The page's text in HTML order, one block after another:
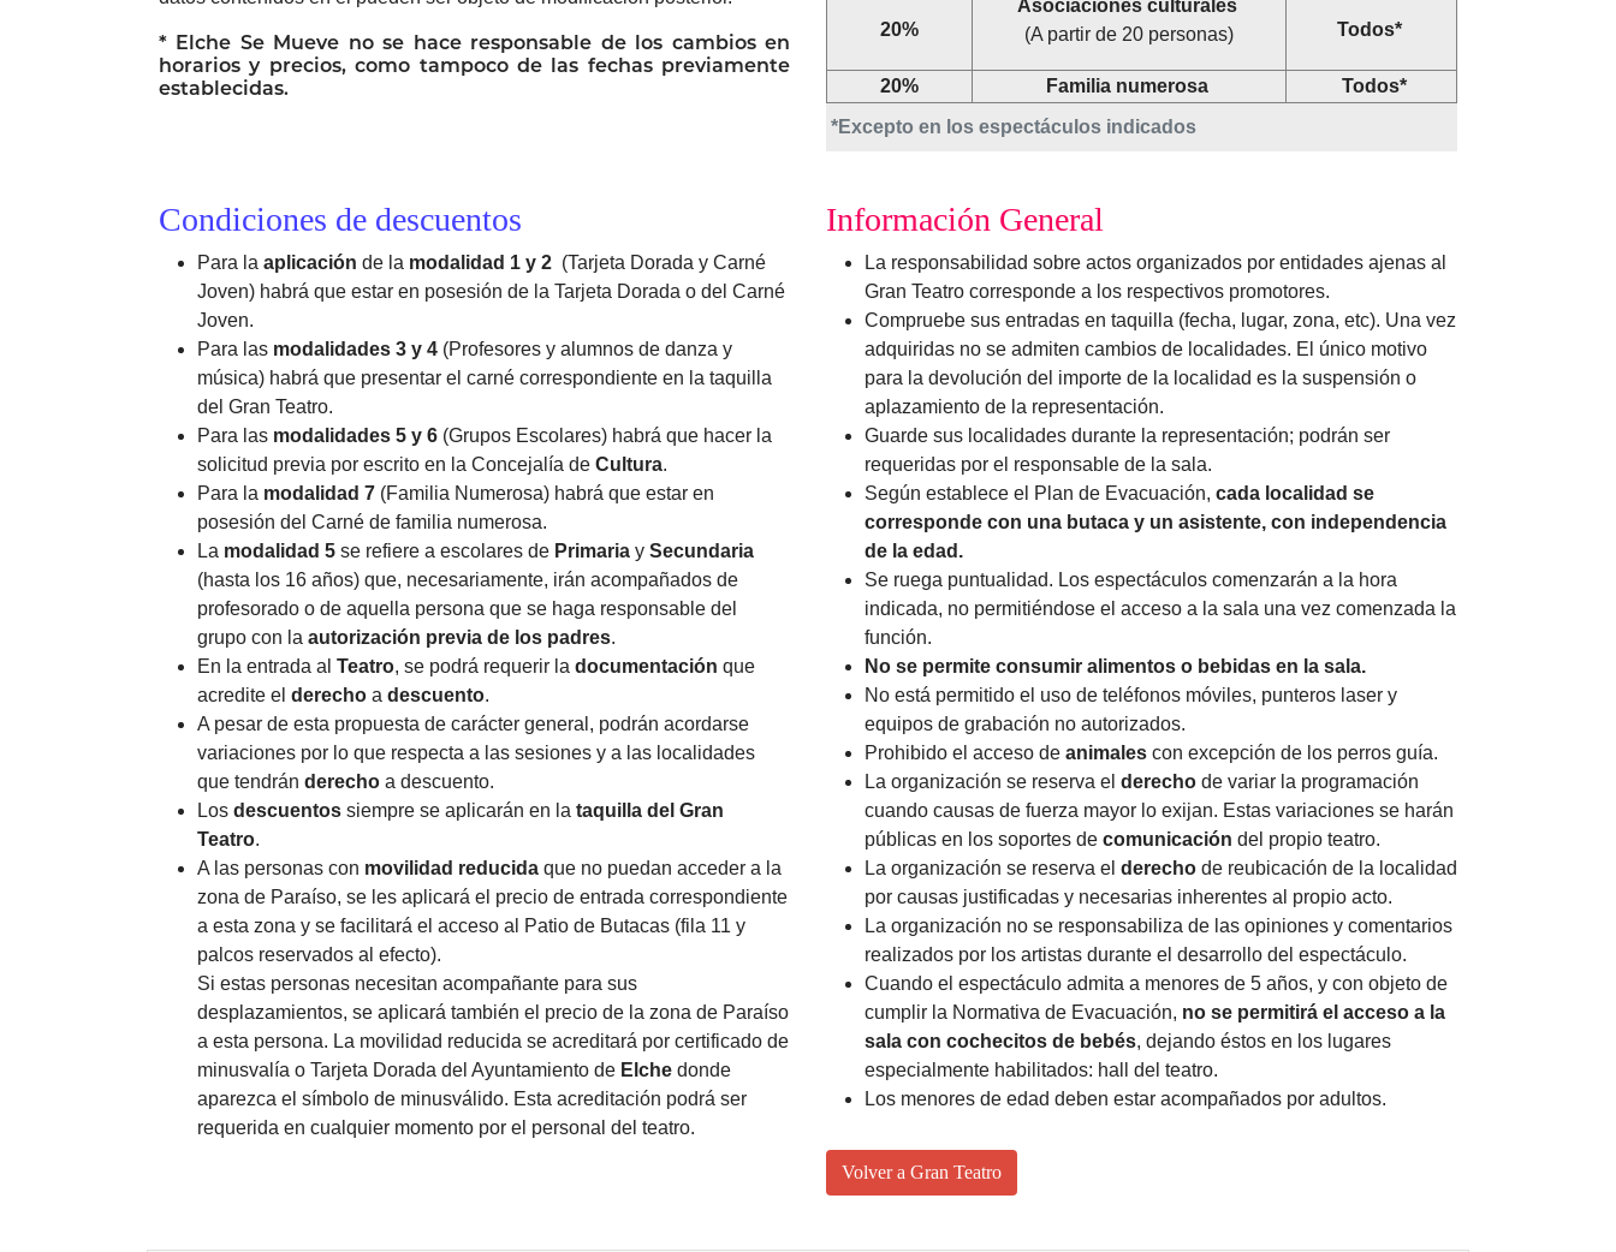
* Elche Se Mueve no se hace responsable de los cambios en
horarios y precios, como tampoco de las fechas previamente
establecidas.
*Excepto en los espectáculos indicados
20%
Asociaciones culturales
(A partir de 20 personas)
Todos*
20% Familia numerosa Todos*
Condiciones de descuentos
Para la aplicación de la modalidad 1 y 2 (Tarjeta Dorada y Carné
Joven) habrá que estar en posesión de la Tarjeta Dorada o del Carné
Joven.
Para las modalidades 3 y 4 (Profesores y alumnos de danza y
música) habrá que presentar el carné correspondiente en la taquilla
del Gran Teatro.
Para las modalidades 5 y 6 (Grupos Escolares) habrá que hacer la
solicitud previa por escrito en la Concejalía de Cultura.
Para la modalidad 7 (Familia Numerosa) habrá que estar en
posesión del Carné de familia numerosa.
La modalidad 5 se refiere a escolares de Primaria y Secundaria
(hasta los 16 años) que, necesariamente, irán acompañados de
profesorado o de aquella persona que se haga responsable del
grupo con la autorización previa de los padres.
En la entrada al Teatro, se podrá requerir la documentación que
acredite el derecho a descuento.
A pesar de esta propuesta de carácter general, podrán acordarse
variaciones por lo que respecta a las sesiones y a las localidades
que tendrán derecho a descuento.
Los descuentos siempre se aplicarán en la taquilla del Gran
Teatro.
A las personas con movilidad reducida que no puedan acceder a la
zona de Paraíso, se les aplicará el precio de entrada correspondiente
a esta zona y se facilitará el acceso al Patio de Butacas (fila 11 y
palcos reservados al efecto).
Si estas personas necesitan acompañante para sus
desplazamientos, se aplicará también el precio de la zona de Paraíso
a esta persona. La movilidad reducida se acreditará por certificado de
minusvalía o Tarjeta Dorada del Ayuntamiento de Elche donde
aparezca el símbolo de minusválido. Esta acreditación podrá ser
requerida en cualquier momento por el personal del teatro.
Información General
La responsabilidad sobre actos organizados por entidades ajenas al
Gran Teatro corresponde a los respectivos promotores.
Compruebe sus entradas en taquilla (fecha, lugar, zona, etc). Una vez
adquiridas no se admiten cambios de localidades. El único motivo
para la devolución del importe de la localidad es la suspensión o
aplazamiento de la representación.
Guarde sus localidades durante la representación; podrán ser
requeridas por el responsable de la sala.
Según establece el Plan de Evacuación, cada localidad se
corresponde con una butaca y un asistente, con independencia
de la edad.
Se ruega puntualidad. Los espectáculos comenzarán a la hora
indicada, no permitiéndose el acceso a la sala una vez comenzada la
función.
No se permite consumir alimentos o bebidas en la sala.
No está permitido el uso de teléfonos móviles, punteros laser y
equipos de grabación no autorizados.
Prohibido el acceso de animales con excepción de los perros guía.
La organización se reserva el derecho de variar la programación
cuando causas de fuerza mayor lo exijan. Estas variaciones se harán
públicas en los soportes de comunicación del propio teatro.
La organización se reserva el derecho de reubicación de la localidad
por causas justificadas y necesarias inherentes al propio acto.
La organización no se responsabiliza de las opiniones y comentarios
realizados por los artistas durante el desarrollo del espectáculo.
Cuando el espectáculo admita a menores de 5 años, y con objeto de
cumplir la Normativa de Evacuación, no se permitirá el acceso a la
sala con cochecitos de bebés, dejando éstos en los lugares
especialmente habilitados: hall del teatro.
Los menores de edad deben estar acompañados por adultos.
Volver a Gran Teatro